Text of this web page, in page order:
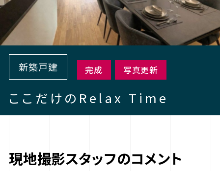
新築戸建 完成 写真更新
ここだけのRelax Time
現地撮影スタッフのコメント